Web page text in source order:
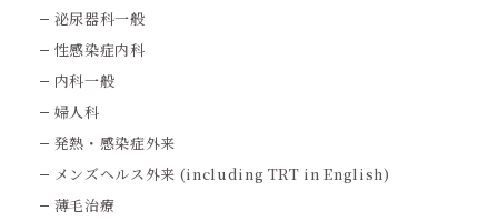
泌尿器科一般
性感染症内科
内科一般
婦人科
発熱・感染症外来
メンズヘルス外来 (including TRT in English)
薄毛治療